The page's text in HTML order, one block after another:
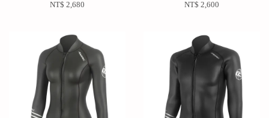
NT$ 2,680 NT$ 2,600